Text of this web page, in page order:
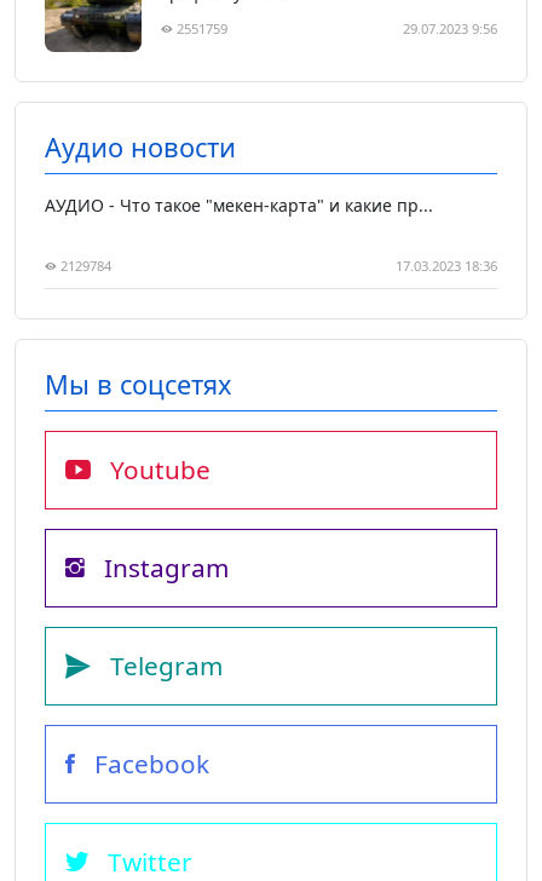
2551759 29.07.2023 9:56
Аудио новости
АУДИО - Что такое "мекен-карта" и какие пр...
2129784 17.03.2023 18:36
Мы в соцсетях
Youtube
Instagram
Telegram
Facebook
Twitter